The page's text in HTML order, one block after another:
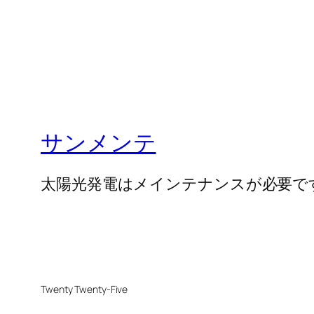
サンメンテ
太陽光発電はメインテナンスが必要で
Twenty Twenty-Five